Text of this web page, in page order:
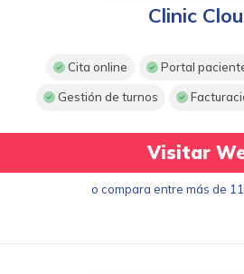
Clinic
Cita online Portal
Gestión de turnos
Visitar
o compara entre más de